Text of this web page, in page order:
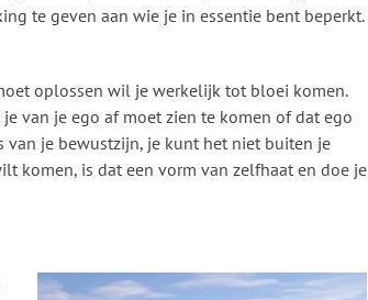
te geven aan wie je in essentie bent beperkt.
oplossen wil je werkelijk tot bloei komen.
van je ego af moet zien te komen of dat ego
van je bewustzijn, je kunt het niet buiten je
komen, is dat een vorm van zelfhaat en doe je